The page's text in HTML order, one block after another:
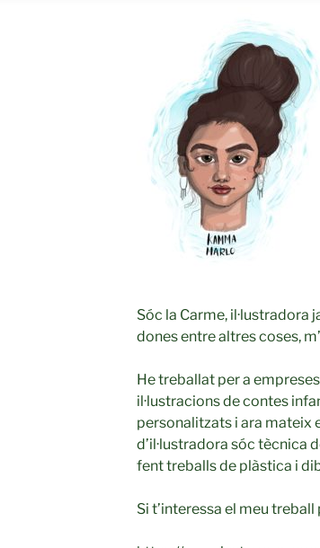
Sóc la Carme, il·lustradora
dones entre altres coses,
He treballat per a
il·lustracions de contes
personalitzats i ara mateix
d’il·lustradora sóc tècnica
fent treballs de plàstica i
Si t’interessa el meu